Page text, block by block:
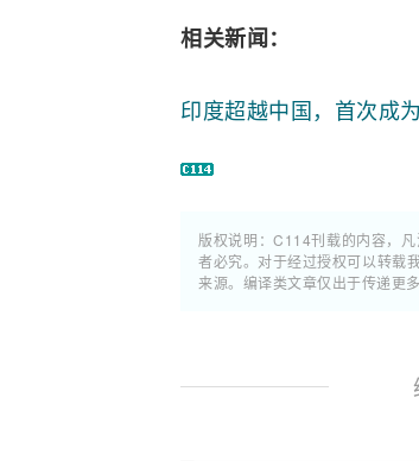
相关新闻：
印度超越中国，首次成
版权说明：C114刊载的内容，
者必究。对于经过授权可以转载
来源。编译类文章仅出于传递更